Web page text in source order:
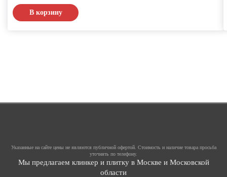
В корзину
Указанные на сайте цены не являются публичной офертой. Стоимость и наличие товара просьба
уточнять по телефону.
Мы предлагаем клинкер и плитку в Москве и Московской
области